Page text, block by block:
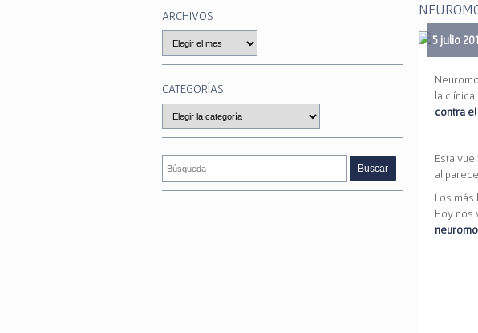
ARCHIVOS
Archivos
CATEGORÍAS
Categorías
5 julio
la
contra
Esta
al
Los más
Hoy nos